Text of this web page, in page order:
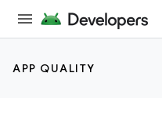
APP QUALITY